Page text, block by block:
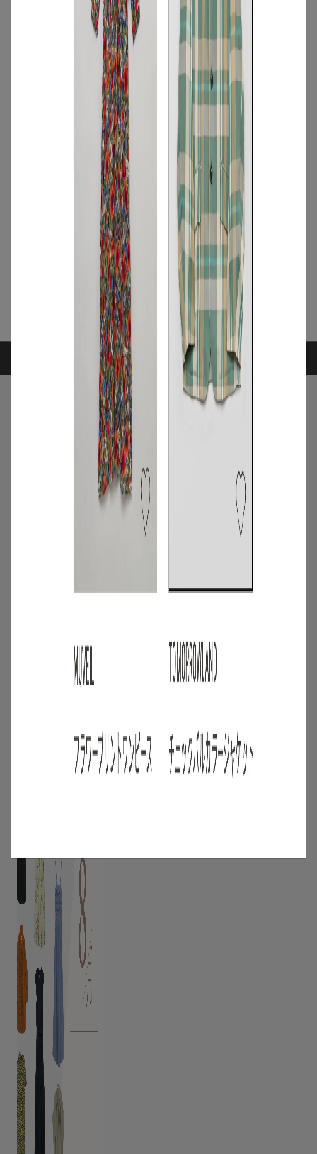
特集
【通勤バッグ6選】パ
ソコン・A4サイズが入
る！収納力抜群の大き
2024.12.05
コーディネート
冬にぴったり！オフィ
スコーデ〜デート服ま
でおしゃれなメンズ服
【5 DAYS STYLING】
2024.11.25
コーディネ
【5月の
装】上
ン別コ
もっと見る
ARTICLE RANKING
特集 NEW NEXT MONTH
2026年8月の新入荷アイテムは？レディー
スのイチオシ商品を一挙公開｜NEW
NEXT MONTH
2026.07.31